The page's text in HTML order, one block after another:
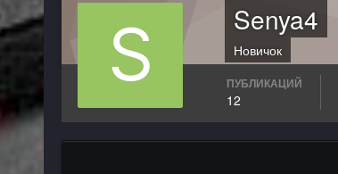
Senya4
Новичок
ПУБЛИКАЦИЙ
12